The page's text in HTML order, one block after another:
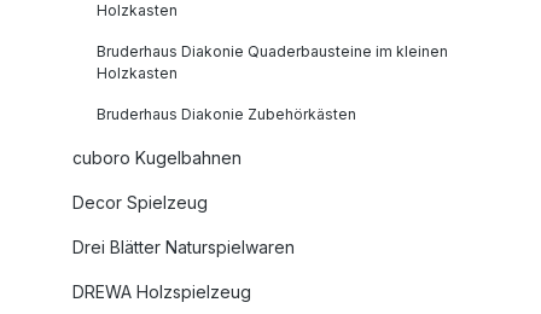
Holzkasten
Bruderhaus Diakonie Quaderbausteine im kleinen
Holzkasten
Bruderhaus Diakonie Zubehörkästen
cuboro Kugelbahnen
Decor Spielzeug
Drei Blätter Naturspielwaren
DREWA Holzspielzeug